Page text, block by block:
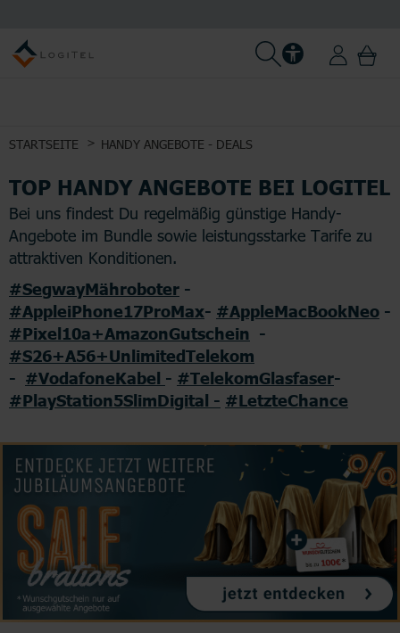
STARTSEITE HANDY ANGEBOTE - DEALS
TOP HANDY ANGEBOTE BEI LOGITEL
Bei uns findest Du regelmäßig günstige Handy-
Angebote im Bundle sowie leistungsstarke Tarife zu
attraktiven Konditionen.
#SegwayMähroboter -
#AppleiPhone17ProMax- #AppleMacBookNeo -
#Pixel10a+AmazonGutschein -
#S26+A56+UnlimitedTelekom
- #VodafoneKabel - #TelekomGlasfaser-
#PlayStation5SlimDigital - #LetzteChance